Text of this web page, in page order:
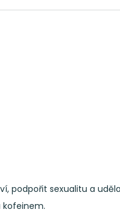
podpořit sexualitu a
kofeinem.